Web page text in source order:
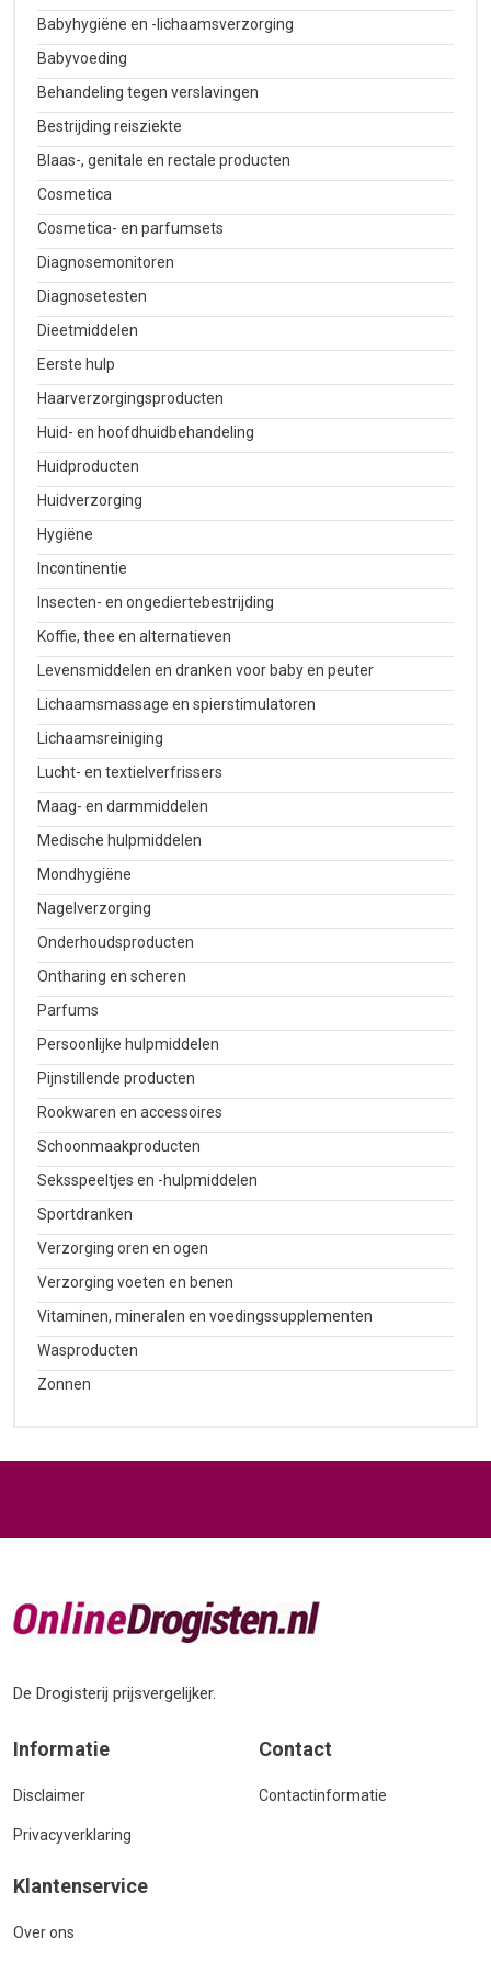
Babyhygiëne en -lichaamsverzorging
Babyvoeding
Behandeling tegen verslavingen
Bestrijding reisziekte
Blaas-, genitale en rectale producten
Cosmetica
Cosmetica- en parfumsets
Diagnosemonitoren
Diagnosetesten
Dieetmiddelen
Eerste hulp
Haarverzorgingsproducten
Huid- en hoofdhuidbehandeling
Huidproducten
Huidverzorging
Hygiëne
Incontinentie
Insecten- en ongediertebestrijding
Koffie, thee en alternatieven
Levensmiddelen en dranken voor baby en peuter
Lichaamsmassage en spierstimulatoren
Lichaamsreiniging
Lucht- en textielverfrissers
Maag- en darmmiddelen
Medische hulpmiddelen
Mondhygiëne
Nagelverzorging
Onderhoudsproducten
Ontharing en scheren
Parfums
Persoonlijke hulpmiddelen
Pijnstillende producten
Rookwaren en accessoires
Schoonmaakproducten
Seksspeeltjes en -hulpmiddelen
Sportdranken
Verzorging oren en ogen
Verzorging voeten en benen
Vitaminen, mineralen en voedingssupplementen
Wasproducten
Zonnen
De Drogisterij prijsvergelijker.
Informatie
Disclaimer
Privacyverklaring
Contact
Contactinformatie
Klantenservice
Over ons